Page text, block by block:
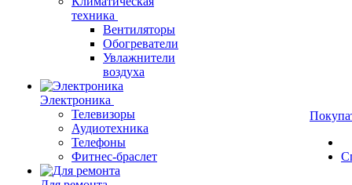
техника
Вентиляторы
Обогреватели
Увлажнители
воздуха
Электроника
Телевизоры
Аудиотехника
Телефоны
Фитнес-браслет